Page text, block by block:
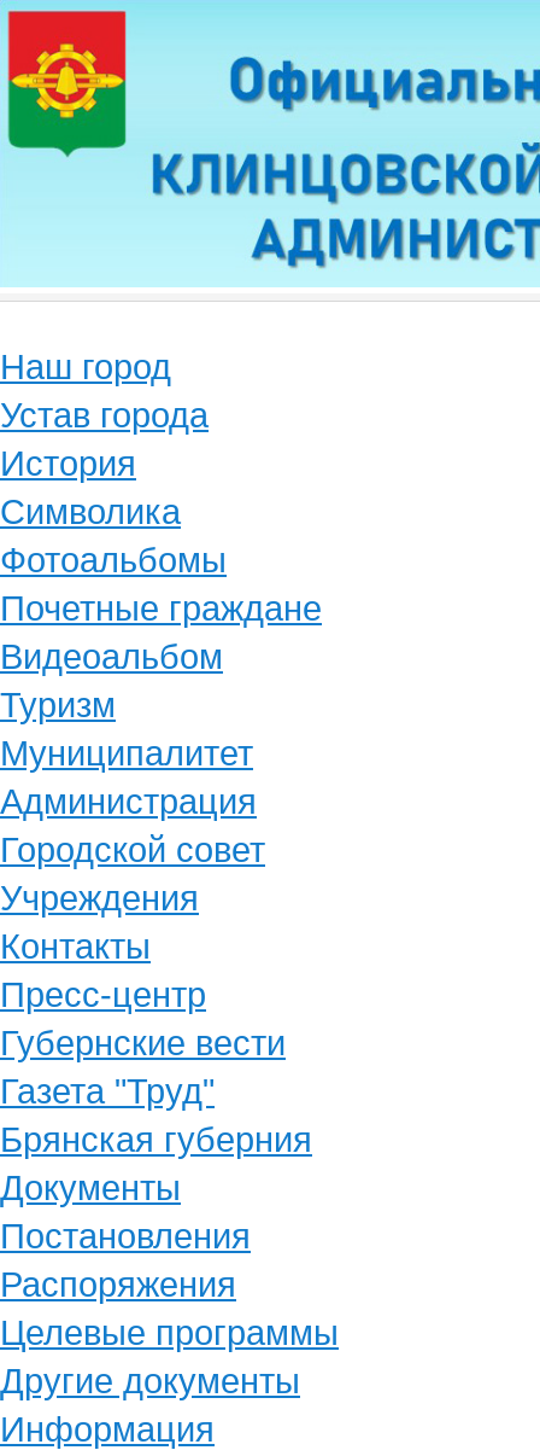
Наш город
Устав города
История
Символика
Фотоальбомы
Почетные граждане
Видеоальбом
Туризм
Муниципалитет
Администрация
Городской совет
Учреждения
Контакты
Пресс-центр
Губернские вести
Газета "Труд"
Брянская губерния
Документы
Постановления
Распоряжения
Целевые программы
Другие документы
Информация